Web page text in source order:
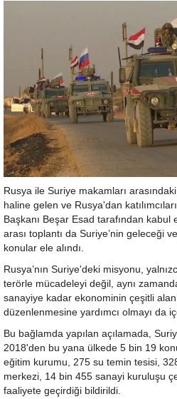
Rusya ile Suriye makamları
haline gelen ve Rusya'dan
Başkanı Beşar Esad tarafından
arası toplantı da Suriye’nin geleceği
konular ele alındı.
Rusya’nın Suriye'deki misyonu,
terörle mücadeleyi değil, aynı
sanayiye kadar ekonominin çeşitli
düzenlenmesine yardımcı olmayı da
Bu bağlamda yapılan açılamada,
2018'den bu yana ülkede 5 bin 19
eğitim kurumu, 275 su temin tesisi,
merkezi, 14 bin 455 sanayi kuruluşu
faaliyete geçirdiği bildirildi.